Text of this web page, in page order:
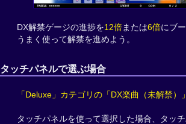
DX解禁ゲージの進捗を12倍または6倍にブ
うまく使って解禁を進めよう。
タッチパネルで選ぶ場合
「Deluxe」カテゴリの「DX楽曲（未解禁）
タッチパネルを使って選択した場合、タッ